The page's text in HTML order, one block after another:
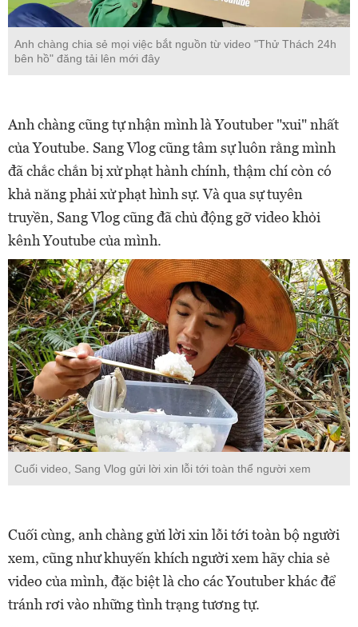
Anh chàng chia sẻ mọi việc bắt nguồn từ video "Thử Thách 24h
bên hồ" đăng tải lên mới đây
Anh chàng cũng tự nhận mình là Youtuber "xui" nhất
của Youtube. Sang Vlog cũng tâm sự luôn rằng mình
đã chắc chắn bị xử phạt hành chính, thậm chí còn có
khả năng phải xử phạt hình sự. Và qua sự tuyên
truyền, Sang Vlog cũng đã chủ động gỡ video khỏi
kênh Youtube của mình.
Cuối video, Sang Vlog gửi lời xin lỗi tới toàn thể người xem
Cuối cùng, anh chàng gửi lời xin lỗi tới toàn bộ người
xem, cũng như khuyến khích người xem hãy chia sẻ
video của mình, đặc biệt là cho các Youtuber khác để
tránh rơi vào những tình trạng tương tự.